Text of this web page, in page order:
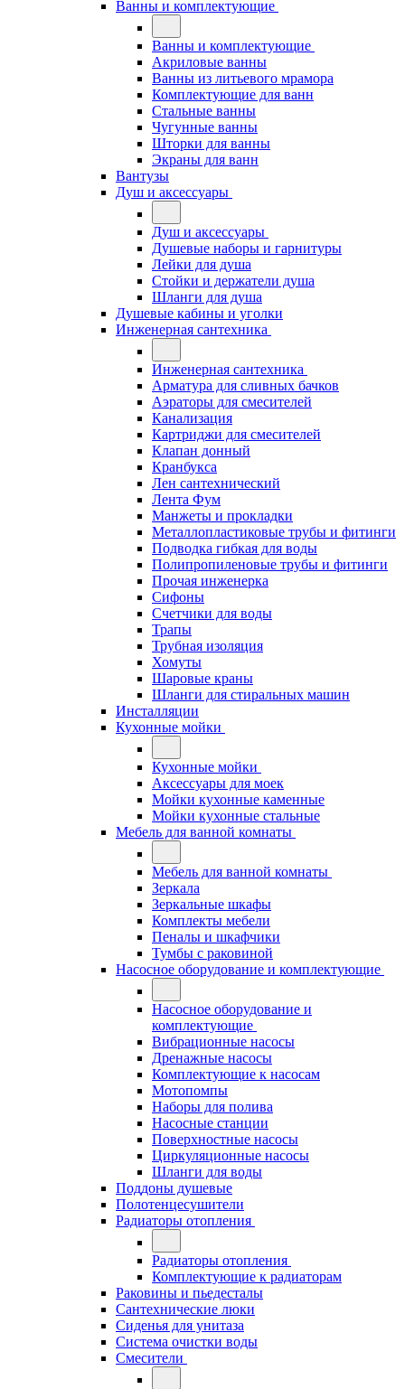
Ванны и комплектующие
Ванны и комплектующие
Акриловые ванны
Ванны из литьевого мрамора
Комплектующие для ванн
Стальные ванны
Чугунные ванны
Шторки для ванны
Экраны для ванн
Вантузы
Душ и аксессуары
Душ и аксессуары
Душевые наборы и гарнитуры
Лейки для душа
Стойки и держатели душа
Шланги для душа
Душевые кабины и уголки
Инженерная сантехника
Инженерная сантехника
Арматура для сливных бачков
Аэраторы для смесителей
Канализация
Картриджи для смесителей
Клапан донный
Кранбукса
Лен сантехнический
Лента Фум
Манжеты и прокладки
Металлопластиковые трубы и фитинги
Подводка гибкая для воды
Полипропиленовые трубы и фитинги
Прочая инженерка
Сифоны
Счетчики для воды
Трапы
Трубная изоляция
Хомуты
Шаровые краны
Шланги для стиральных машин
Инсталляции
Кухонные мойки
Кухонные мойки
Аксессуары для моек
Мойки кухонные каменные
Мойки кухонные стальные
Мебель для ванной комнаты
Мебель для ванной комнаты
Зеркала
Зеркальные шкафы
Комплекты мебели
Пеналы и шкафчики
Тумбы с раковиной
Насосное оборудование и комплектующие
Насосное оборудование и
комплектующие
Вибрационные насосы
Дренажные насосы
Комплектующие к насосам
Мотопомпы
Наборы для полива
Насосные станции
Поверхностные насосы
Циркуляционные насосы
Шланги для воды
Поддоны душевые
Полотенцесушители
Радиаторы отопления
Радиаторы отопления
Комплектующие к радиаторам
Раковины и пьедесталы
Сантехнические люки
Сиденья для унитаза
Система очистки воды
Смесители